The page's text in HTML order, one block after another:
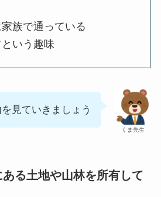
族で通っている
いう趣味
くま先生
見ていきましょう
る土地や山林を所有して